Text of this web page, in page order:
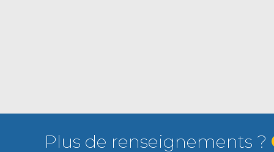
Plus de renseignements ?